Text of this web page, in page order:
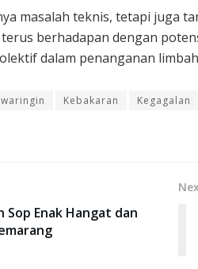
masalah teknis, tetapi juga
berhadapan dengan
dalam penanganan
Kebakaran Kegagalan
Sop Enak Hangat dan